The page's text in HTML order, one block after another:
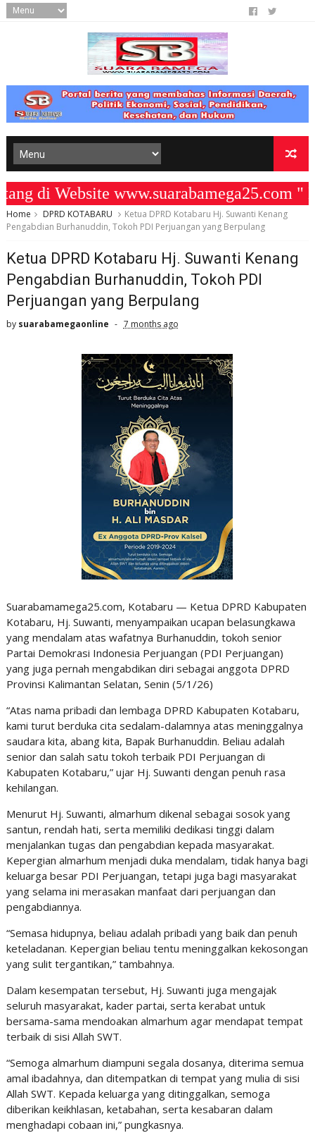
Website www.suarabamega25.com "
Home DPRD KOTABARU
Ketua DPRD Kotabaru Hj. Suwanti Kenang
Pengabdian Burhanuddin, Tokoh PDI Perjuangan yang Berpulang
Ketua DPRD Kotabaru Hj. Suwanti Kenang
Pengabdian Burhanuddin, Tokoh PDI
Perjuangan yang Berpulang
by suarabamegaonline 7 months ago
Suarabamamega25.com, Kotabaru — Ketua DPRD Kabupaten
Kotabaru, Hj. Suwanti, menyampaikan ucapan belasungkawa
yang mendalam atas wafatnya Burhanuddin, tokoh senior
Partai Demokrasi Indonesia Perjuangan (PDI Perjuangan)
yang juga pernah mengabdikan diri sebagai anggota DPRD
Provinsi Kalimantan Selatan, Senin (5/1/26)
“Atas nama pribadi dan lembaga DPRD Kabupaten Kotabaru,
kami turut berduka cita sedalam-dalamnya atas meninggalnya
saudara kita, abang kita, Bapak Burhanuddin. Beliau adalah
senior dan salah satu tokoh terbaik PDI Perjuangan di
Kabupaten Kotabaru,” ujar Hj. Suwanti dengan penuh rasa
kehilangan.
Menurut Hj. Suwanti, almarhum dikenal sebagai sosok yang
santun, rendah hati, serta memiliki dedikasi tinggi dalam
menjalankan tugas dan pengabdian kepada masyarakat.
Kepergian almarhum menjadi duka mendalam, tidak hanya bagi
keluarga besar PDI Perjuangan, tetapi juga bagi masyarakat
yang selama ini merasakan manfaat dari perjuangan dan
pengabdiannya.
“Semasa hidupnya, beliau adalah pribadi yang baik dan penuh
keteladanan. Kepergian beliau tentu meninggalkan kekosongan
yang sulit tergantikan,” tambahnya.
Dalam kesempatan tersebut, Hj. Suwanti juga mengajak
seluruh masyarakat, kader partai, serta kerabat untuk
bersama-sama mendoakan almarhum agar mendapat tempat
terbaik di sisi Allah SWT.
“Semoga almarhum diampuni segala dosanya, diterima semua
amal ibadahnya, dan ditempatkan di tempat yang mulia di sisi
Allah SWT. Kepada keluarga yang ditinggalkan, semoga
diberikan keikhlasan, ketabahan, serta kesabaran dalam
menghadapi cobaan ini,” pungkasnya.